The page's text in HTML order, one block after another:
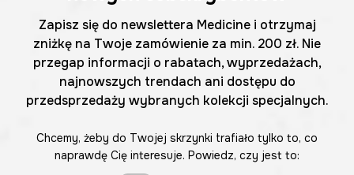
Zapisz się do newslettera Medicine i otrzymaj
zniżkę na Twoje zamówienie za min. 200 zł. Nie
przegap informacji o rabatach, wyprzedażach,
najnowszych trendach ani dostępu do
przedsprzedaży wybranych kolekcji specjalnych.
Chcemy, żeby do Twojej skrzynki trafiało tylko to, co
naprawdę Cię interesuje. Powiedz, czy jest to: